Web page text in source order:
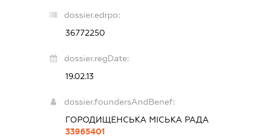
dossier.edrpo:
36772250
dossier.regDate:
19.02.13
dossier.foundersAndBenef:
ГОРОДИЩЕНСЬКА МІСЬКА РАДА
33965401